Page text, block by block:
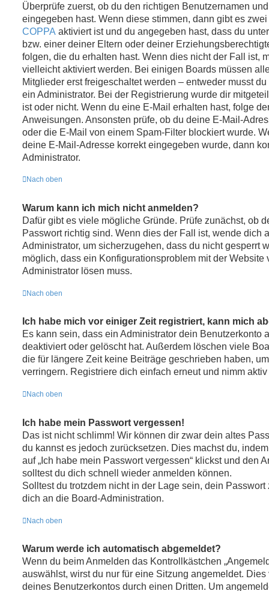
Überprüfe zuerst, ob du den richtigen Benutzernamen
eingegeben hast. Wenn diese stimmen, dann gibt es
COPPA aktiviert ist und du angegeben hast, dass du
bzw. einer deiner Eltern oder deiner
folgen, die du erhalten hast. Wenn dies nicht der Fall ist,
vielleicht aktiviert werden. Bei einigen Boards müssen
Mitglieder erst freigeschaltet werden – entweder musst
ein Administrator. Bei der Registrierung wurde dir
ist oder nicht. Wenn du eine E-Mail erhalten hast, folge
Anweisungen. Ansonsten prüfe, ob du deine E-Mail-
oder die E-Mail von einem Spam-Filter blockiert wurde.
deine E-Mail-Adresse korrekt eingegeben wurde, dann
Administrator.
Nach oben
Warum kann ich mich nicht anmelden?
Dafür gibt es viele mögliche Gründe. Prüfe zunächst, ob
Passwort richtig sind. Wenn dies der Fall ist, wende dich
Administrator, um sicherzugehen, dass du nicht gesperrt
möglich, dass ein Konfigurationsproblem mit der Website
Administrator lösen muss.
Nach oben
Ich habe mich vor einiger Zeit registriert, kann mich
Es kann sein, dass ein Administrator dein Benutzerkonto
deaktiviert oder gelöscht hat. Außerdem löschen viele
die für längere Zeit keine Beiträge geschrieben haben,
verringern. Registriere dich einfach erneut und nimm
Nach oben
Ich habe mein Passwort vergessen!
Das ist nicht schlimm! Wir können dir zwar dein altes
du kannst es jedoch zurücksetzen. Dies machst du,
auf „Ich habe mein Passwort vergessen“ klickst und den
solltest du dich schnell wieder anmelden können.
Solltest du trotzdem nicht in der Lage sein, dein
dich an die Board-Administration.
Nach oben
Warum werde ich automatisch abgemeldet?
Wenn du beim Anmelden das Kontrollkästchen
auswählst, wirst du nur für eine Sitzung angemeldet.
deines Benutzerkontos durch einen Dritten. Um